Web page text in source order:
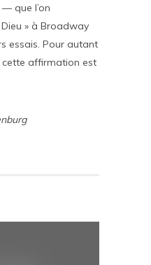
que l’on
» à Broadway
essais. Pour autant
cette affirmation est